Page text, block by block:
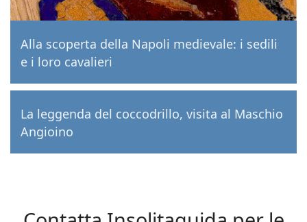
Alla scoperta della Napoli medievale: i sedili
e i loro cavalieri
La leggenda del coccodrillo, visita al Maschio
Angioino